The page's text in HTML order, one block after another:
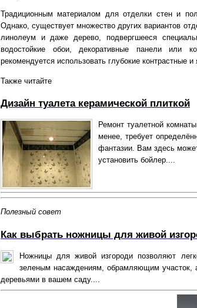
Традиционным материалом для отделки стен и
Однако, существует множество других вариантов
линолеум и даже дерево, подвергшееся
водостойкие обои, декоративные панели или
рекомендуется использовать глубокие контрастные
Также читайте
Дизайн туалета керамической плиткой
Ремонт туалетной
менее, требует
фантазии. Вам здесь
установить бойлер....
Полезный совет
Как выбрать ножницы для живой
Ножницы для живой изгороди позволяют
зеленым насаждениям, обрамляющим участок,
деревьями в вашем саду....